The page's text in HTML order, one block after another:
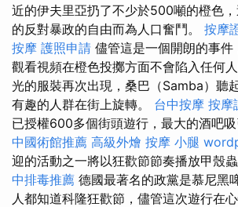
近的伊夫里亞扔了不少於500噸的橙色
的反對暴政的自由而為人口奮鬥。 按摩
按摩 護照申請 儘管這是一個開朗的事件
觀看視頻在橙色投擲方面不會陷入任何
光的服裝再次出現，桑巴（Samba）聽
有趣的人群在街上旋轉。 台中按摩 按摩
已授權600多個街頭遊行，最大的酒吧吸
中國術館推薦 高級外燴 按摩 小腿
迎的活動之一將以狂歡節節奏播放甲殼
中排毒推薦 德國最著名的政黨是慕尼黑
人都知道科隆狂歡節，儘管這次遊行在心